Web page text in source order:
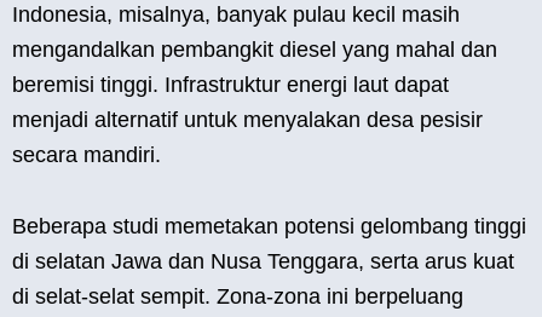
Indonesia, misalnya, banyak pulau kecil masih
mengandalkan pembangkit diesel yang mahal dan
beremisi tinggi. Infrastruktur energi laut dapat
menjadi alternatif untuk menyalakan desa pesisir
secara mandiri.
Beberapa studi memetakan potensi gelombang tinggi
di selatan Jawa dan Nusa Tenggara, serta arus kuat
di selat-selat sempit. Zona-zona ini berpeluang